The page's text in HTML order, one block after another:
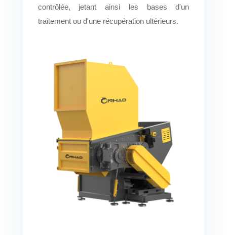
contrôlée, jetant ainsi les bases d'un
traitement ou d'une récupération ultérieurs.